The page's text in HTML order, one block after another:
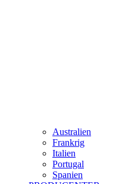
Australien
Frankrig
Italien
Portugal
Spanien